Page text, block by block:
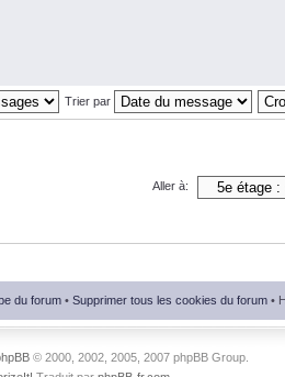
Trier par
Aller à:
du forum • Supprimer tous les cookies du forum •
© 2000, 2002, 2005, 2007 phpBB Group.